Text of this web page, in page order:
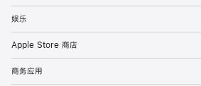
娱乐
Apple Store 商店
商务应用